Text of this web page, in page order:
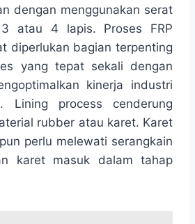
dengan menggunakan serat
atau 4 lapis. Proses FRP
diperlukan bagian terpenting
yang tepat sekali dengan
kinerja industri
Lining process cenderung
rubber atau karet. Karet
perlu melewati serangkain
karet masuk dalam tahap